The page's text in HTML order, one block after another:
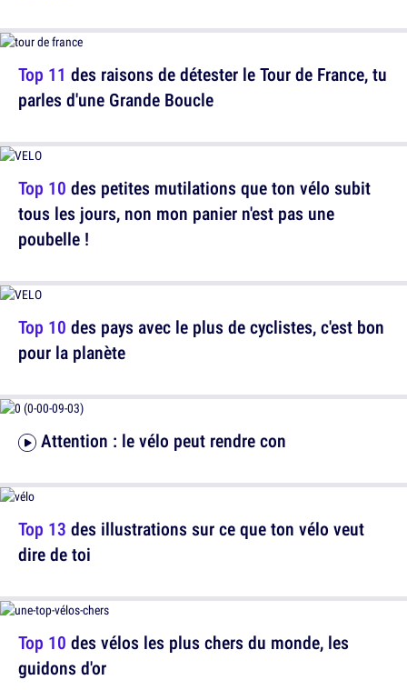
Top 10 des petites mutilations que ton vélo subit
tous les jours, non mon panier n'est pas une
poubelle !
Attention : le vélo peut rendre con
Top 10 des vélos les plus chers du monde, les
guidons d'or
Top 11 des raisons de détester le Tour de France, tu
parles d'une Grande Boucle
Top 10 des pays avec le plus de cyclistes, c'est bon
pour la planète
Top 13 des illustrations sur ce que ton vélo veut
dire de toi